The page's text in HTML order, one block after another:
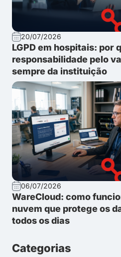
20/07/2026
LGPD em hospitais: por
responsabilidade pelo
sempre da instituição
06/07/2026
WareCloud: como
nuvem que protege os
todos os dias
Categorias